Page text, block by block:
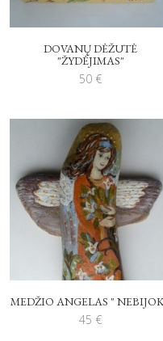
DOVANŲ DĖŽUTĖ
"ŽYDĖJIMAS"
50 €
MEDŽIO ANGELAS "
45 €